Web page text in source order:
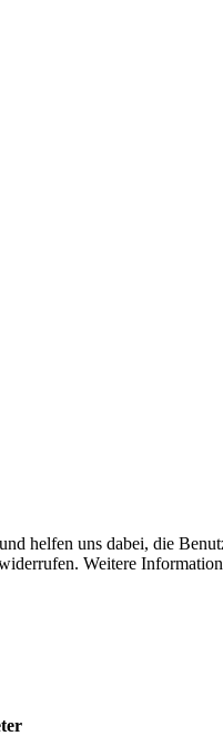
helfen uns dabei, die
Weitere